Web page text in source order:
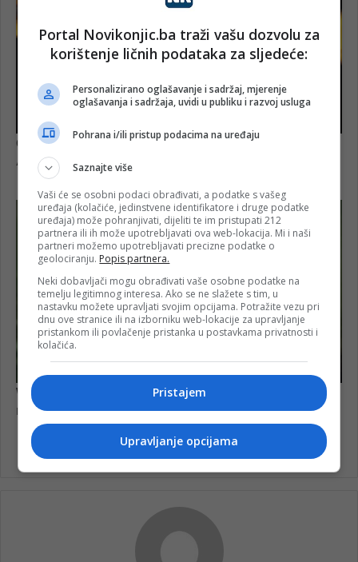
Portal Novikonjic.ba traži vašu dozvolu za
korištenje ličnih podataka za sljedeće:
Personalizirano oglašavanje i sadržaj, mjerenje
oglašavanja i sadržaja, uvidi u publiku i razvoj usluga
Pohrana i/ili pristup podacima na uređaju
Saznajte više
Vaši će se osobni podaci obrađivati, a podatke s vašeg
uređaja (kolačiće, jedinstvene identifikatore i druge podatke
uređaja) može pohranjivati, dijeliti te im pristupati 212
partnera ili ih može upotrebljavati ova web-lokacija. Mi i naši
partneri možemo upotrebljavati precizne podatke o
geolociranju. Popis partnera.
Neki dobavljači mogu obrađivati vaše osobne podatke na
temelju legitimnog interesa. Ako se ne slažete s tim, u
nastavku možete upravljati svojim opcijama. Potražite vezu pri
dnu ove stranice ili na izborniku web-lokacije za upravljanje
pristankom ili povlačenje pristanka u postavkama privatnosti i
kolačića.
Pristajem
Upravljanje opcijama